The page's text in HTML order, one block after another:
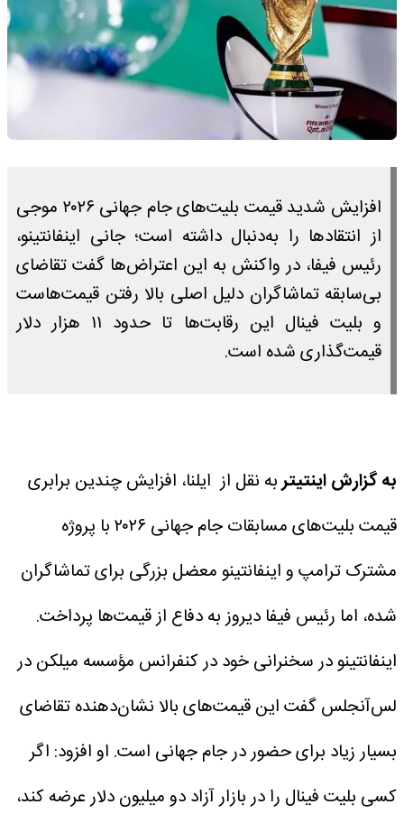
افزایش شدید قیمت بلیت‌های جام جهانی ۲۰۲۶ موجی
از انتقاد‌ها را به‌دنبال داشته است؛ جانی اینفانتینو،
رئیس فیفا، در واکنش به این اعتراض‌ها گفت تقاضای
بی‌سابقه تماشاگران دلیل اصلی بالا رفتن قیمت‌هاست
و بلیت فینال این رقابت‌ها تا حدود ۱۱ هزار دلار
قیمت‌گذاری شده است.
به گزارش اینتیتربه نقل از ایلنا، افزایش چندین برابری
قیمت بلیت‌های مسابقات جام جهانی ۲۰۲۶ با پروژه
مشترک ترامپ و اینفانتینو معضل بزرگی برای تماشاگران
شده، اما رئیس فیفا دیروز به دفاع از قیمت‌ها پرداخت.
اینفانتینو در سخنرانی خود در کنفرانس مؤسسه میلکن در
لس‌آنجلس گفت این قیمت‌های بالا نشان‌دهنده تقاضای
بسیار زیاد برای حضور در جام جهانی است. او افزود: اگر
کسی بلیت فینال را در بازار آزاد دو میلیون دلار عرضه کند،